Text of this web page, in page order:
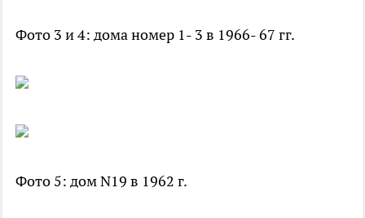
Фото 3 и 4: дома номер 1- 3 в 1966- 67 гг.
Фото 5: дом N19 в 1962 г.